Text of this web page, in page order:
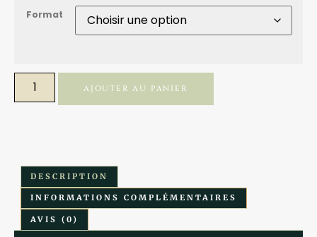
Format
AJOUTER AU PANIER
DESCRIPTION
INFORMATIONS COMPLÉMENTAIRES
AVIS (0)